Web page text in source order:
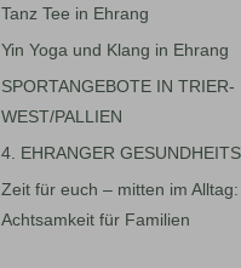
Tanz Tee in Ehrang
Yin Yoga und Klang in Ehrang
SPORTANGEBOTE IN TRIER-
WEST/PALLIEN
4. EHRANGER
Zeit für euch – mitten im Alltag:
Achtsamkeit für Familien